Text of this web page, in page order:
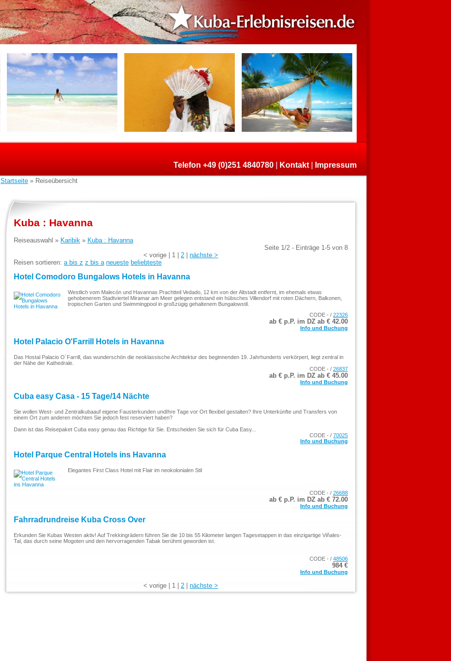
Telefon +49 (0)251 4840780 Kontakt Impressum
Startseite » Reiseübersicht
Kuba : Havanna
Reiseauswahl » Karibik » Kuba : Havanna
Seite 1/2 - Einträge 1-5 von 8
< vorige | 1 | 2 | nächste >
Reisen sortieren: a bis z z bis a neueste beliebteste
Hotel Comodoro Bungalows Hotels in Havanna
Westlich vom Malecón und Havannas Prachtteil Vedado, 12 km von der Altstadt entfernt, im ehemals etwas
gehobenerem Stadtviertel Miramar am Meer gelegen entstand ein hübsches Villendorf mit roten Dächern, Balkonen,
tropischen Garten und Swimmingpool in großzügig gehaltenem Bungalowstil.
CODE - / 22326
ab € p.P. im DZ ab € 42.00
Info und Buchung
Hotel Palacio O'Farrill Hotels in Havanna
Das Hostal Palacio O´Farrill, das wunderschön die neoklassische Architektur des beginnenden 19. Jahrhunderts verkörpert, liegt zentral in
der Nähe der Kathedrale.
CODE - / 26837
ab € p.P. im DZ ab € 45.00
Info und Buchung
Cuba easy Casa - 15 Tage/14 Nächte
Sie wollen West- und Zentralkubaauf eigene Fausterkunden undIhre Tage vor Ort flexibel gestalten? Ihre Unterkünfte und Transfers von
einem Ort zum anderen möchten Sie jedoch fest reserviert haben?
Dann ist das Reisepaket Cuba easy genau das Richtige für Sie. Entscheiden Sie sich für Cuba Easy...
CODE - / 70025
Info und Buchung
Hotel Parque Central Hotels ins Havanna
Elegantes First Class Hotel mit Flair im neokolonialen Stil
CODE - / 26688
ab € p.P. im DZ ab € 72.00
Info und Buchung
Fahrradrundreise Kuba Cross Over
Erkunden Sie Kubas Westen aktiv! Auf Trekkingrädern führen Sie die 10 bis 55 Kilometer langen Tagesetappen in das einzigartige Viñales-
Tal, das durch seine Mogoten und den hervorragenden Tabak berühmt geworden ist.
CODE - / 48506
984 €
Info und Buchung
< vorige | 1 | 2 | nächste >